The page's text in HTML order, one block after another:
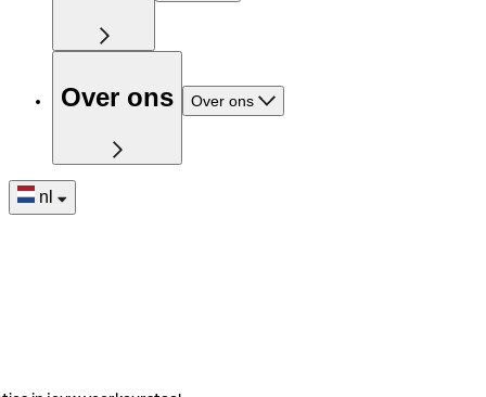
Over ons Over ons
nl